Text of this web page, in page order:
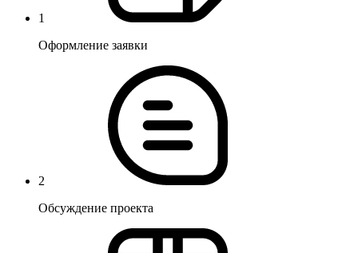
1
Оформление заявки
2
Обсуждение проекта